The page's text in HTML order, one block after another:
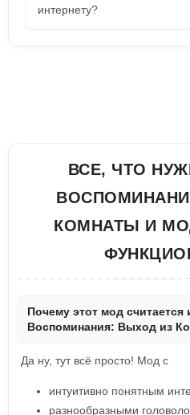
интернету?
ВСЕ, ЧТО
КОМНАТЫ И
Почему этот мод
Воспоминания: Выход из
Да ну, тут всё просто! Мод с
интуитивно понятным
разнообразными